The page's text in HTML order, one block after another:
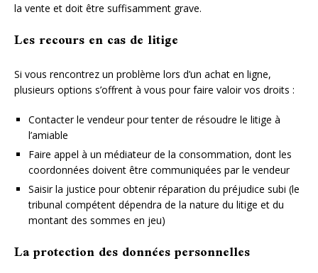
la vente et doit être suffisamment grave.
Les recours en cas de litige
Si vous rencontrez un problème lors d’un achat en ligne,
plusieurs options s’offrent à vous pour faire valoir vos droits :
Contacter le vendeur pour tenter de résoudre le litige à
l’amiable
Faire appel à un médiateur de la consommation, dont les
coordonnées doivent être communiquées par le vendeur
Saisir la justice pour obtenir réparation du préjudice subi (le
tribunal compétent dépendra de la nature du litige et du
montant des sommes en jeu)
La protection des données personnelles